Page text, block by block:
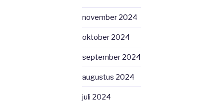
november 2024
oktober 2024
september 2024
augustus 2024
juli 2024